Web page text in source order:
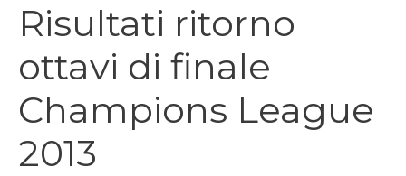
Risultati ritorno
ottavi di finale
Champions League
2013